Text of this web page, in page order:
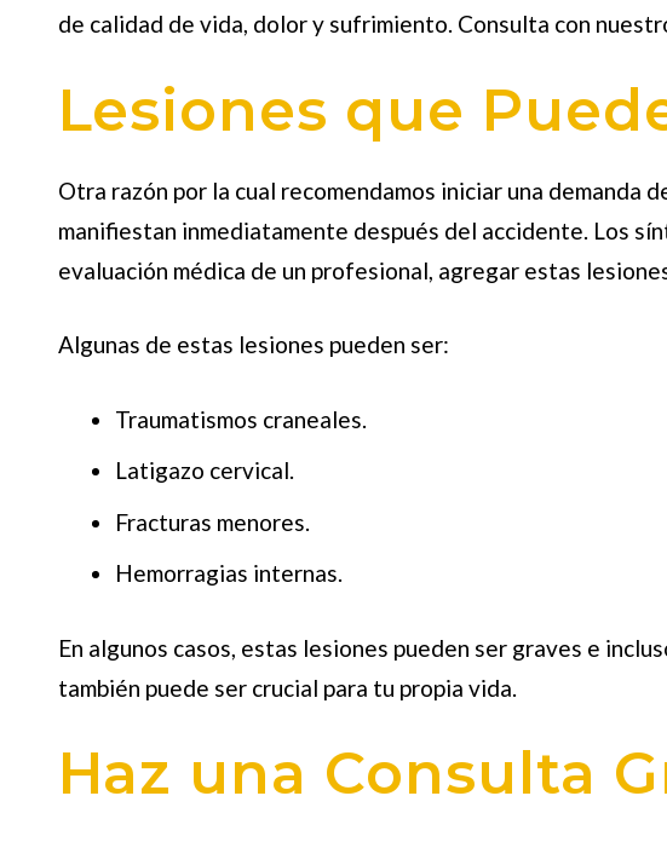
de calidad de vida, dolor y sufrimiento. Consulta con
Lesiones que
Otra razón por la cual recomendamos iniciar una demanda
manifiestan inmediatamente después del accidente. Los
evaluación médica de un profesional, agregar estas
Algunas de estas lesiones pueden ser:
Traumatismos craneales.
Latigazo cervical.
Fracturas menores.
Hemorragias internas.
En algunos casos, estas lesiones pueden ser graves e
también puede ser crucial para tu propia vida.
Haz una Consulta